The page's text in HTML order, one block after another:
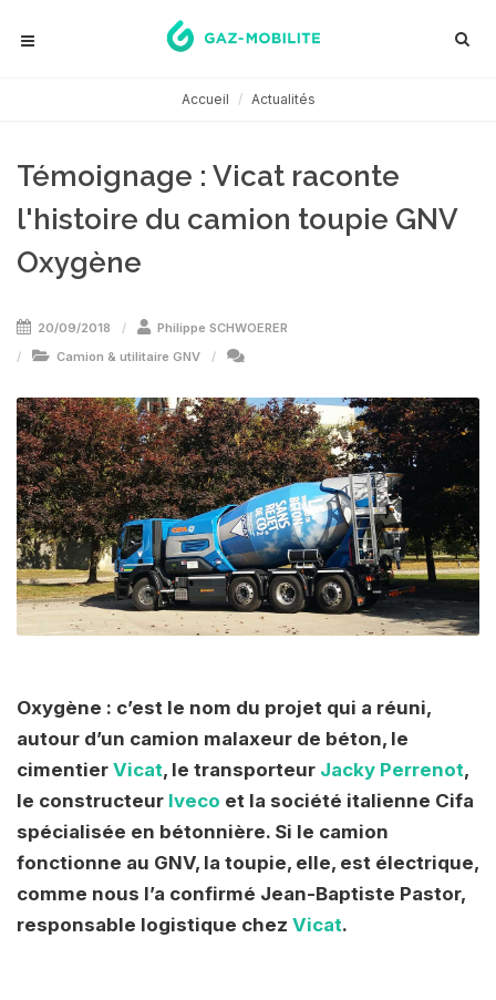
Accueil Actualités
Témoignage : Vicat raconte
l'histoire du camion toupie GNV
Oxygène
20/09/2018
Philippe SCHWOERER
Camion & utilitaire GNV
Oxygène : c’est le nom du projet qui a réuni,
autour d’un camion malaxeur de béton, le
cimentier Vicat, le transporteur Jacky Perrenot,
le constructeur Iveco et la société italienne Cifa
spécialisée en bétonnière. Si le camion
fonctionne au GNV, la toupie, elle, est électrique,
comme nous l’a confirmé Jean-Baptiste Pastor,
responsable logistique chez Vicat.